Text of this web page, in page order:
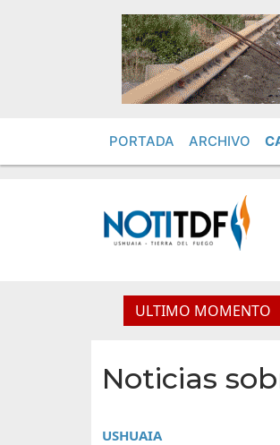
PORTADA ARCHIVO
ULTIMO MOMENTO
Von der
Noticias
USHUAIA